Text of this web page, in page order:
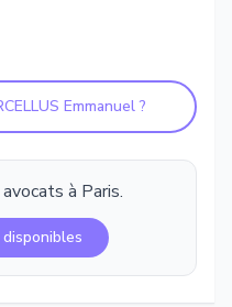
Emmanuel?
à Paris.